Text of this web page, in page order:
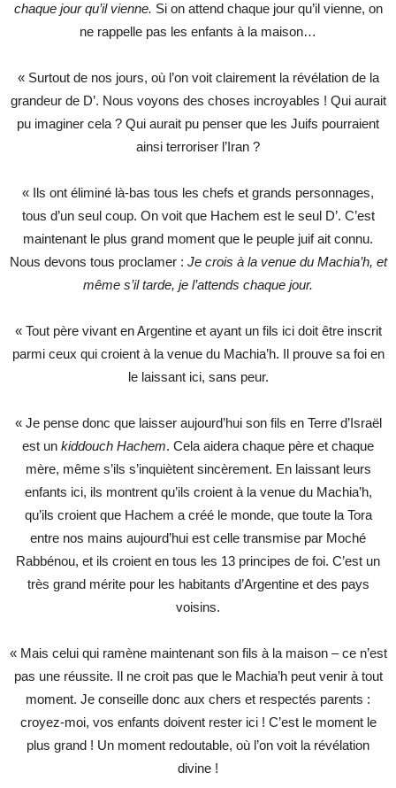
chaque jour qu’il vienne. Si on attend chaque jour qu’il vienne, on
ne rappelle pas les enfants à la maison…
« Surtout de nos jours, où l’on voit clairement la révélation de la
grandeur de D’. Nous voyons des choses incroyables ! Qui aurait
pu imaginer cela ? Qui aurait pu penser que les Juifs pourraient
ainsi terroriser l’Iran ?
« Ils ont éliminé là-bas tous les chefs et grands personnages,
tous d’un seul coup. On voit que Hachem est le seul D’. C’est
maintenant le plus grand moment que le peuple juif ait connu.
Nous devons tous proclamer : Je crois à la venue du Machia’h, et
même s’il tarde, je l’attends chaque jour.
« Tout père vivant en Argentine et ayant un fils ici doit être inscrit
parmi ceux qui croient à la venue du Machia’h. Il prouve sa foi en
le laissant ici, sans peur.
« Je pense donc que laisser aujourd’hui son fils en Terre d’Israël
est un kiddouch Hachem. Cela aidera chaque père et chaque
mère, même s’ils s’inquiètent sincèrement. En laissant leurs
enfants ici, ils montrent qu’ils croient à la venue du Machia’h,
qu’ils croient que Hachem a créé le monde, que toute la Tora
entre nos mains aujourd’hui est celle transmise par Moché
Rabbénou, et ils croient en tous les 13 principes de foi. C’est un
très grand mérite pour les habitants d’Argentine et des pays
voisins.
« Mais celui qui ramène maintenant son fils à la maison – ce n’est
pas une réussite. Il ne croit pas que le Machia’h peut venir à tout
moment. Je conseille donc aux chers et respectés parents :
croyez-moi, vos enfants doivent rester ici ! C’est le moment le
plus grand ! Un moment redoutable, où l’on voit la révélation
divine !